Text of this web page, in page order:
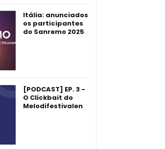
Itália: anunciados
os participantes
do Sanremo 2025
[PODCAST] EP. 3 -
O Clickbait do
Melodifestivalen